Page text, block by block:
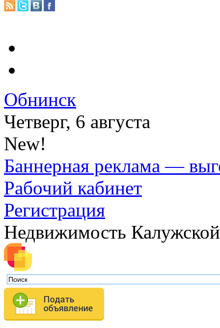
Обнинск
Четверг, 6 августа
New!
Баннерная реклама —
Рабочий кабинет
Регистрация
Недвижимость